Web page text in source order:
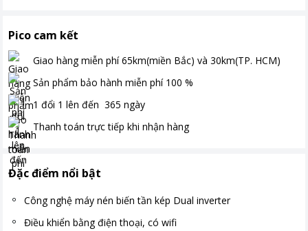
Pico cam kết
Giao hàng miễn phí 65km(miền Bắc) và 30km(TP. HCM)
Sản phẩm bảo hành miễn phí 100 %
1 đổi 1 lên đến 365 ngày
Thanh toán trực tiếp khi nhận hàng
Đặc điểm nổi bật
Công nghệ máy nén biến tần kép Dual inverter
Điều khiển bằng điện thoại, có wifi